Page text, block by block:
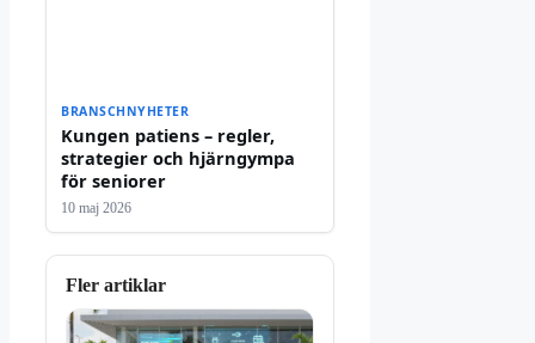
BRANSCHNYHETER
Kungen patiens – regler,
strategier och hjärngympa
för seniorer
10 maj 2026
Fler artiklar